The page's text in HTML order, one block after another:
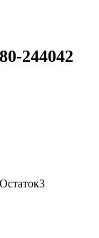
244042
Остаток3